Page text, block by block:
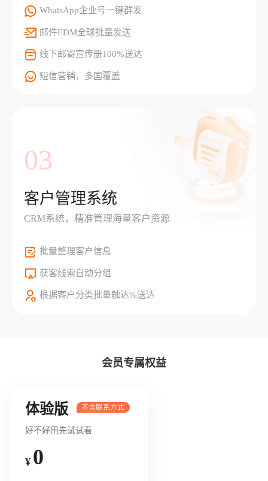
WhatsApp企业号一键群发
邮件EDM全球批量发送
线下邮寄宣传册100%送达
短信营销，多国覆盖
03
客户管理系统
CRM系统，精准管理海量客户资源
批量整理客户信息
获客线索自动分组
根据客户分类批量触达%送达
会员专属权益
体验版
好不好用先试试看
¥ 0